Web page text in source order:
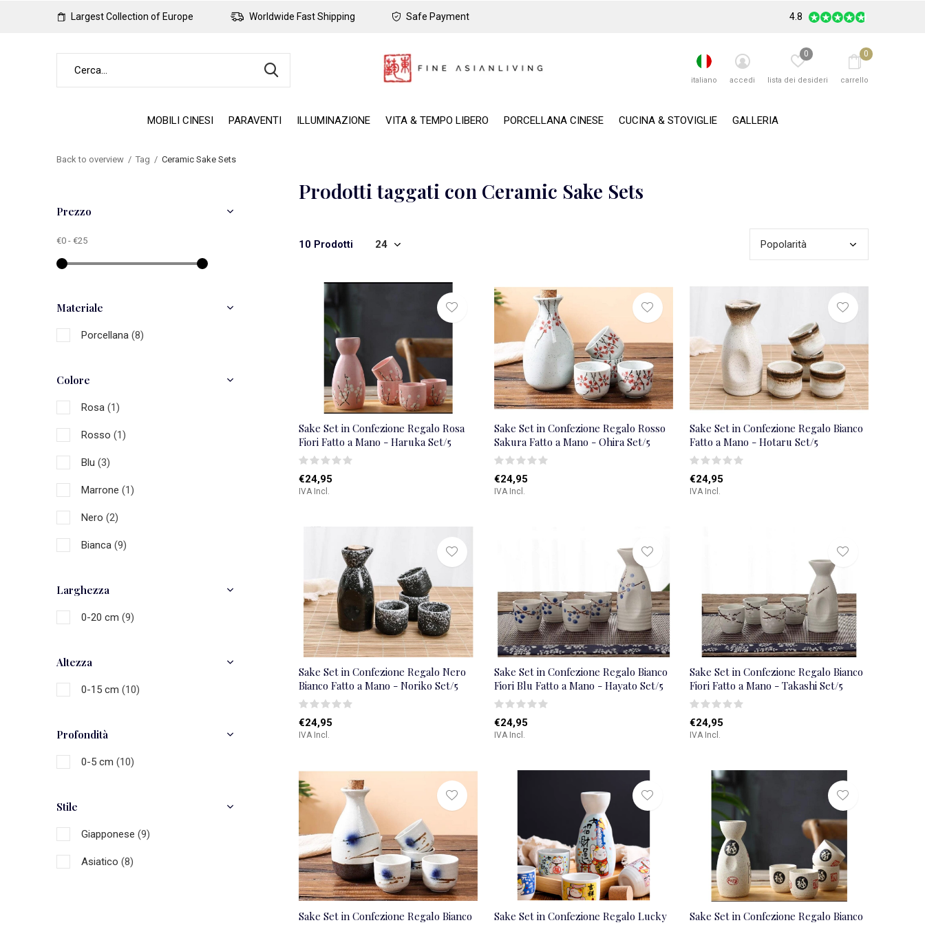
MOBILI CINESI PARAVENTI ILLUMINAZIONE VITA & TEMPO LIBERO PORCELLANA CINESE CUCINA & STOVIGLIE GALLERIA
italiano accedi lista dei desideri
0
carrello
0
Largest Collection of Europe Worldwide Fast Shipping Safe Payment 4.8
Back to overview Tag Ceramic Sake Sets
Prodotti taggati con Ceramic Sake Sets
10 Prodotti
Sake Set in Confezione Regalo Rosa
Fiori Fatto a Mano - Haruka Set/5
€24,95
IVA Incl.
Sake Set in Confezione Regalo Rosso
Sakura Fatto a Mano - Ohira Set/5
€24,95
IVA Incl.
Sake Set in Confezione Regalo Bianco
Fatto a Mano - Hotaru Set/5
€24,95
IVA Incl.
Sake Set in Confezione Regalo Nero
Bianco Fatto a Mano - Noriko Set/5
€24,95
IVA Incl.
Sake Set in Confezione Regalo Bianco
Fiori Blu Fatto a Mano - Hayato Set/5
€24,95
IVA Incl.
Sake Set in Confezione Regalo Bianco
Fiori Fatto a Mano - Takashi Set/5
€24,95
IVA Incl.
Sake Set in Confezione Regalo Bianco
Sake Set in Confezione Regalo Lucky
Sake Set in Confezione Regalo Bianco
Prezzo
€0 - €25
Materiale
Porcellana (8)
Colore
Rosa (1)
Rosso (1)
Blu (3)
Marrone (1)
Nero (2)
Bianca (9)
Larghezza
0-20 cm (9)
Altezza
0-15 cm (10)
Profondità
0-5 cm (10)
Stile
Giapponese (9)
Asiatico (8)